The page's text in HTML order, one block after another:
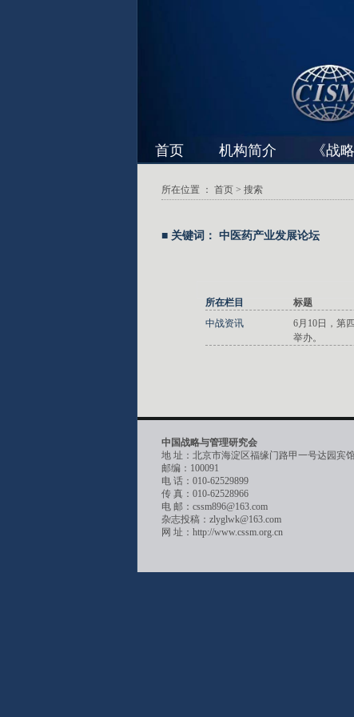
首页 机构简介 《战
所在位置 ： 首页 > 搜索
■ 关键词： 中医药产业发展论坛
所在栏目 标题
中战资讯
6月10日，第
举办。
中国战略与管理研究会
地 址：北京市海淀区福缘门路甲一号达园宾
邮编：100091
电 话：010-62529899
传 真：010-62528966
电 邮：cssm896@163.com
杂志投稿：zlyglwk@163.com
网 址：http://www.cssm.org.cn